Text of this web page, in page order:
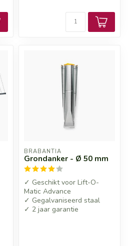
BRABANTIA
Grondanker - Ø 50 mm
✓ Geschikt voor Lift-O-
Matic Advance
✓ Gegalvaniseerd staal
✓ 2 jaar garantie